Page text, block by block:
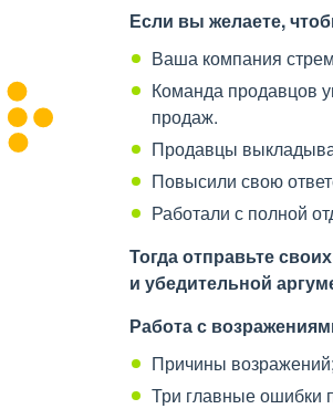
Если вы желаете,
Ваша компания
Команда продавцов
продаж.
Продавцы
Повысили свою
Работали с полной
Тогда отправьте
и убедительной
Работа с
Причины возражений;
Три главные ошибки